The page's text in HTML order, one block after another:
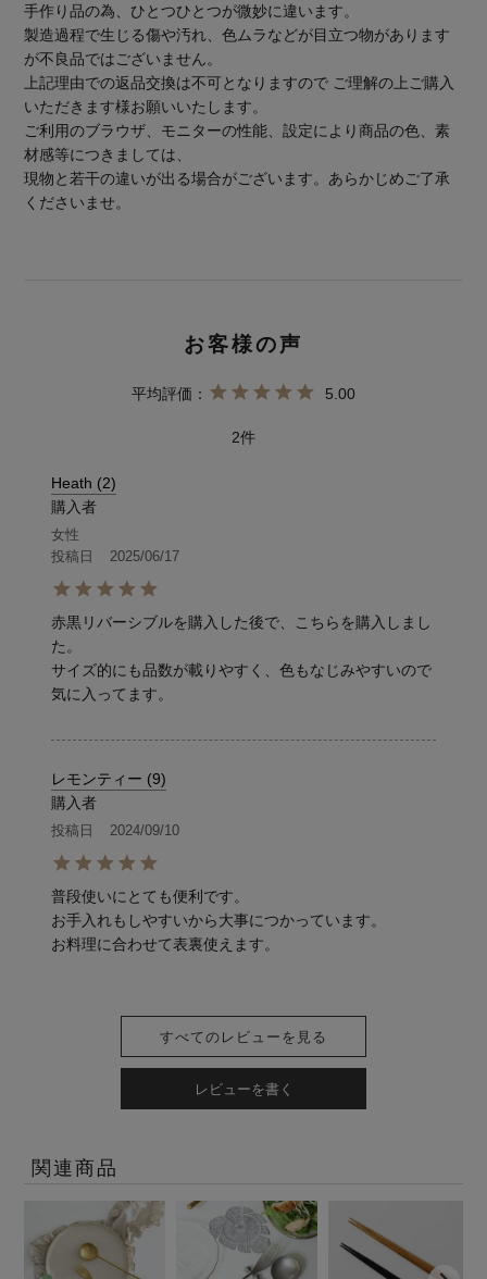
手作り品の為、ひとつひとつが微妙に違います。
製造過程で生じる傷や汚れ、色ムラなどが目立つ物があります
が不良品ではございません。
上記理由での返品交換は不可となりますので ご理解の上ご購入
いただきます様お願いいたします。
ご利用のブラウザ、モニターの性能、設定により商品の色、素
材感等につきましては、
現物と若干の違いが出る場合がございます。あらかじめご了承
くださいませ。
5.00
2
Heath 2
購入者
女性
投稿日
2025/06/17
赤黒リバーシブルを購入した後で、こちらを購入しまし
た。
サイズ的にも品数が載りやすく、色もなじみやすいので
気に入ってます。
レモンティー 9
購入者
投稿日 2024/09/10
普段使いにとても便利です。
お手入れもしやすいから大事につかっています。
すべてのレビューを見る
レビューを書く
関連商品